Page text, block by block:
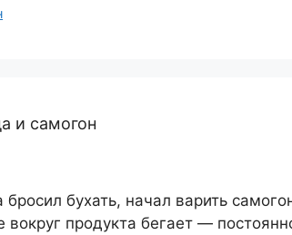
и самогон
бухать, начал варить
вокруг продукта бегает —